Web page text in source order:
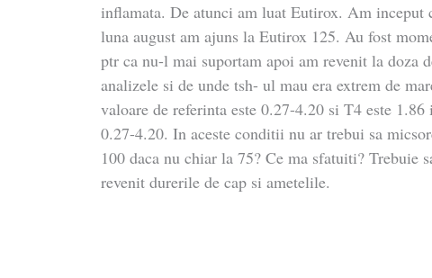
inflamata. De atunci am luat Eutirox. Am inceput
luna august am ajuns la Eutirox 125. Au fost
ptr ca nu-l mai suportam apoi am revenit la doza
analizele si de unde tsh- ul mau era extrem de
valoare de referinta este 0.27-4.20 si T4 este
0.27-4.20. In aceste conditii nu ar trebui sa
100 daca nu chiar la 75? Ce ma sfatuiti? Trebuie
revenit durerile de cap si ametelile.